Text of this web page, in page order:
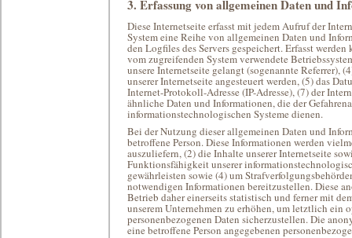
3. Erfassung von allgemeinen Daten und
Diese Internetseite erfasst mit jedem Aufruf der
System eine Reihe von allgemeinen Daten und
den Logfiles des Servers gespeichert. Erfasst
vom zugreifenden System verwendete
unsere Internetseite gelangt (sogenannte Referrer),
unserer Internetseite angesteuert werden, (5) das
Internet-Protokoll-Adresse (IP-Adresse), (7) der
ähnliche Daten und Informationen, die der
informationstechnologischen Systeme dienen.
Bei der Nutzung dieser allgemeinen Daten und
betroffene Person. Diese Informationen werden
auszuliefern, (2) die Inhalte unserer Internetseite
Funktionsfähigkeit unserer
gewährleisten sowie (4) um
notwendigen Informationen bereitzustellen. Diese
Betrieb daher einerseits statistisch und ferner mit
unserem Unternehmen zu erhöhen, um letztlich ein
personenbezogenen Daten sicherzustellen. Die
eine betroffene Person angegebenen